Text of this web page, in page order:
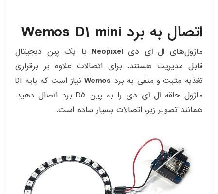
اتصال به برد Wemos D1 mini
ماژول‌های ال ای دی Neopixel
با یک پین دیجیتال
قابل مدیریت هستند. برای اتصالات علاوه بر برقراری
تغذیه مثبت و منفی به برد Wemos
نیاز است که پایه DI
ماژول حلقه ال ای دی
را به پین D5 برد اتصال دهید.
همانند تصویر زیر، اتصالات بسیار ساده است.